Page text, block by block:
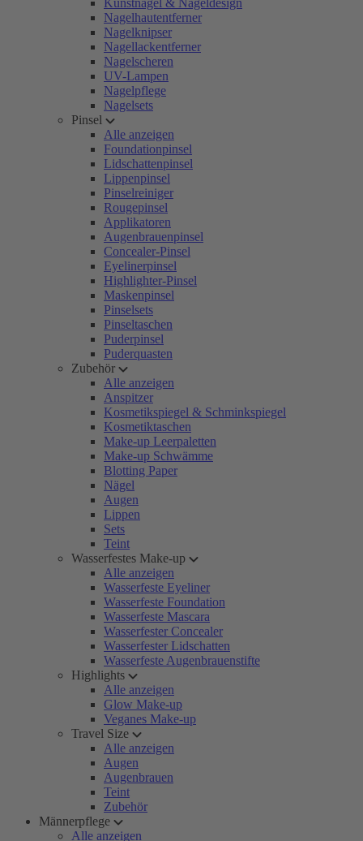
Kunstnägel & Nageldesign
Nagelhautentferner
Nagelknipser
Nagellackentferner
Nagelscheren
UV-Lampen
Nagelpflege
Nagelsets
Pinsel
Alle anzeigen
Foundationpinsel
Lidschattenpinsel
Lippenpinsel
Pinselreiniger
Rougepinsel
Applikatoren
Augenbrauenpinsel
Concealer-Pinsel
Eyelinerpinsel
Highlighter-Pinsel
Maskenpinsel
Pinselsets
Pinseltaschen
Puderpinsel
Puderquasten
Zubehör
Alle anzeigen
Anspitzer
Kosmetikspiegel & Schminkspiegel
Kosmetiktaschen
Make-up Leerpaletten
Make-up Schwämme
Blotting Paper
Nägel
Augen
Lippen
Sets
Teint
Wasserfestes Make-up
Alle anzeigen
Wasserfeste Eyeliner
Wasserfeste Foundation
Wasserfeste Mascara
Wasserfester Concealer
Wasserfester Lidschatten
Wasserfeste Augenbrauenstifte
Highlights
Alle anzeigen
Glow Make-up
Veganes Make-up
Travel Size
Alle anzeigen
Augen
Augenbrauen
Teint
Zubehör
Männerpflege
Alle anzeigen